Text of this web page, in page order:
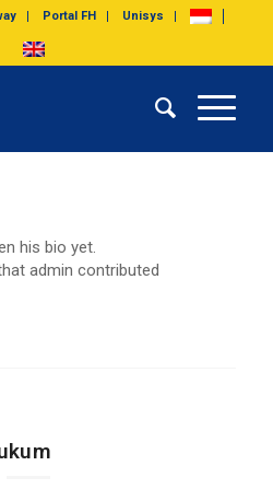
Portal FH Unisys
his bio yet.
admin contributed